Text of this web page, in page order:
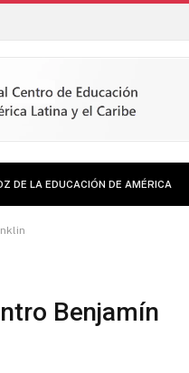
DE LA EDUCACIÓN DE AMÉRICA
Benjamín